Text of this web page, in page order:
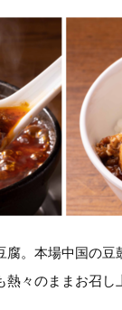
。本場中国の
々のままお召し